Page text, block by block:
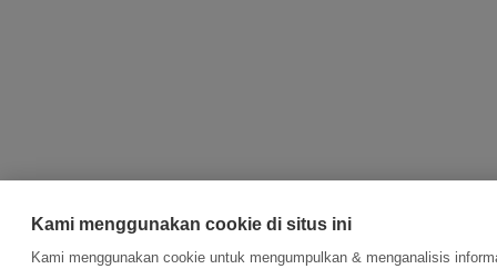
Kami menggunakan cookie di situs ini
Kami menggunakan cookie untuk mengumpulkan & menganalisis